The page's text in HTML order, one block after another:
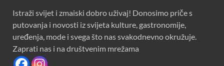
Istraži svijet i zmaiski dobro uživaj! Donosimo priče s
putovanja i novosti iz svijeta kulture, gastronomije,
uređenja, mode i svega što nas svakodnevno okružuje.
Zaprati nas i na društvenim mrežama